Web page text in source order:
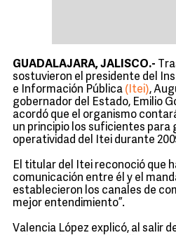
GUADALAJARA, JALISCO.-
sostuvieron el presidente del
e Información Pública (Itei),
gobernador del Estado, Emilio
acordó que el organismo
un principio los suficientes para
operatividad del Itei durante
El titular del Itei reconoció que
comunicación entre él y el
establecieron los canales de
mejor entendimiento”.
Valencia López explicó, al salir